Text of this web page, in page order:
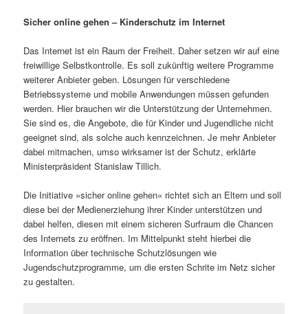
Sicher online gehen – Kinderschutz im Internet
Das Internet ist ein Raum der Freiheit. Daher setzen wir auf eine
freiwillige Selbstkontrolle. Es soll zukünftig weitere Programme
weiterer Anbieter geben. Lösungen für verschiedene
Betriebssysteme und mobile Anwendungen müssen gefunden
werden. Hier brauchen wir die Unterstützung der Unternehmen.
Sie sind es, die Angebote, die für Kinder und Jugendliche nicht
geeignet sind, als solche auch kennzeichnen. Je mehr Anbieter
dabei mitmachen, umso wirksamer ist der Schutz, erklärte
Ministerpräsident Stanislaw Tillich.
Die Initiative »sicher online gehen« richtet sich an Eltern und soll
diese bei der Medienerziehung ihrer Kinder unterstützen und
dabei helfen, diesen mit einem sicheren Surfraum die Chancen
des Internets zu eröffnen. Im Mittelpunkt steht hierbei die
Information über technische Schutzlösungen wie
Jugendschutzprogramme, um die ersten Schrite im Netz sicher
zu gestalten.